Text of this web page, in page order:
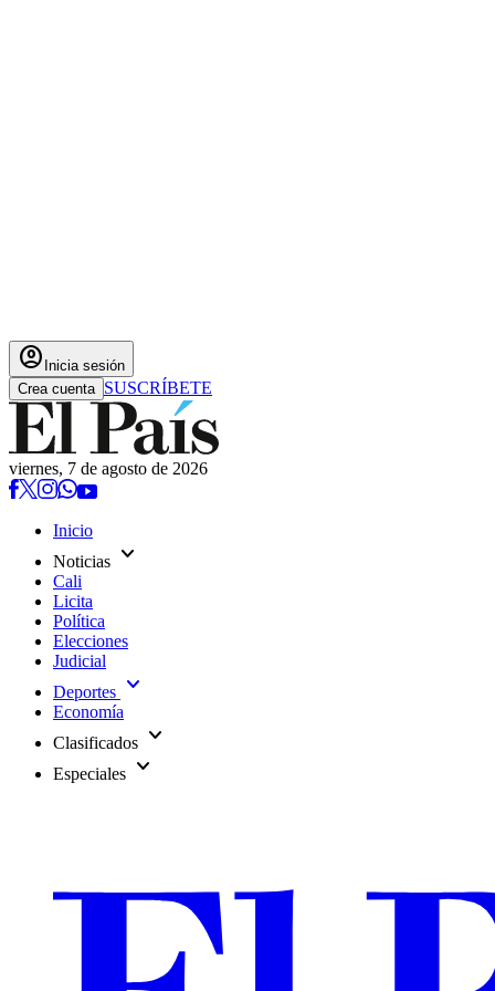
account_circle Inicia sesión
Crea cuenta SUSCRÍBETE
viernes, 7 de agosto de 2026
Inicio
Noticias expand_more
Cali
Licita
Política
Elecciones
Judicial
Deportes expand_more
Economía
Clasificados expand_more
Especiales expand_more